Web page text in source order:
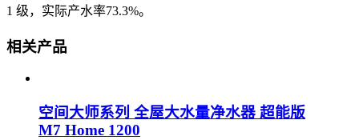
1 级，实际产水率73.3%。
相关产品
空间大师系列 全屋大水量净水器 超能版
M7 Home 1200